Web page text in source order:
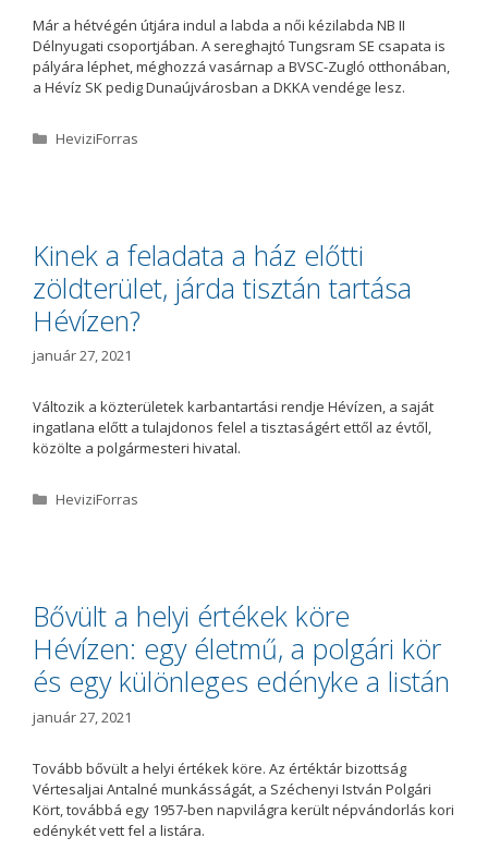
Már a hétvégén útjára indul a labda a női kézilabda NB II
Délnyugati csoportjában. A sereghajtó Tungsram SE csapata is
pályára léphet, méghozzá vasárnap a BVSC-Zugló otthonában,
a Hévíz SK pedig Duna­újvárosban a DKKA vendége lesz.
K
r
i
a
HeviziForras
Kinek a feladata a ház előtti
zöldterület, járda tisztán tartása
Hévízen?
január 27, 2021
Változik a közterületek karbantartási rendje Hévízen, a saját
ingatlana előtt a tulajdonos felel a tisztaságért ettől az évtől,
közölte a polgármesteri hivatal.
K
ó
r
i
a
HeviziForras
Bővült a helyi értékek köre
Hévízen: egy életmű, a polgári kör
és egy különleges edényke a listán
január 27, 2021
Tovább bővült a helyi értékek köre. Az értéktár bizottság
Vértesaljai Antalné munkásságát, a Széchenyi István Polgári
Kört, továbbá egy 1957-ben napvilágra került népvándorlás kori
edénykét vett fel a listára.